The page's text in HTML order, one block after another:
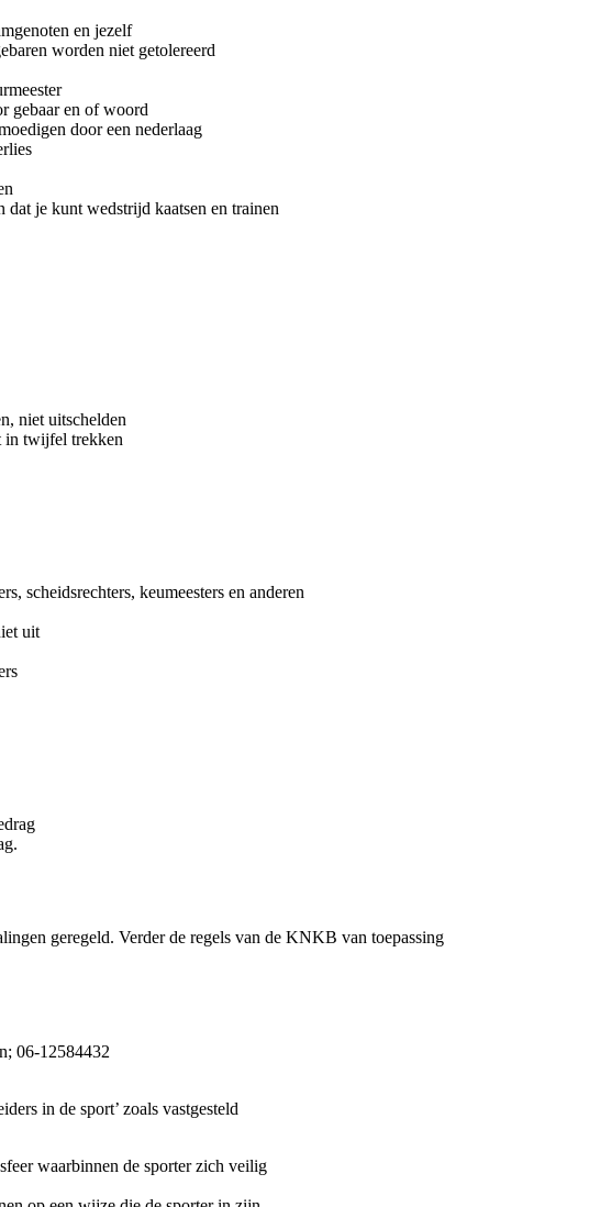
en jezelf
worden niet getolereerd
gebaar en of woord
door een nederlaag
dat je kunt wedstrijd kaatsen en trainen
niet uitschelden
in twijfel trekken
scheidsrechters, keumeesters en anderen
uit
geregeld. Verder de regels van de KNKB van toepassing
06-12584432
in de sport’ zoals vastgesteld
waarbinnen de sporter zich veilig